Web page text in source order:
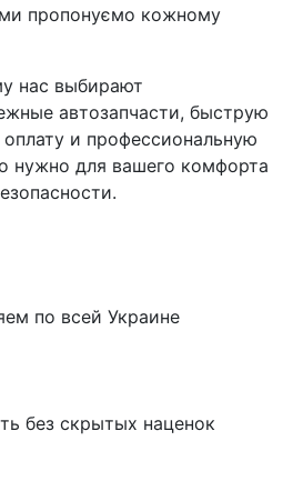
пропонуємо кожному
нас выбирают
автозапчасти, быструю
и профессиональную
нужно для вашего комфорта
по всей Украине
без скрытых наценок